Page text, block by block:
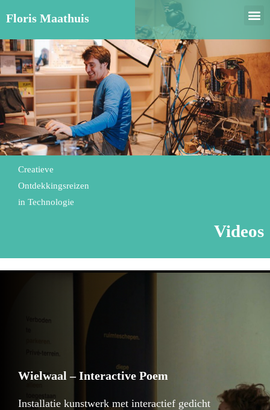
Floris Maathuis
Creatieve
Ontdekkingsreizen
in Technologie
Videos
Wielwaal – Interactive Poem
Installatie kunstwerk met interactief gedicht